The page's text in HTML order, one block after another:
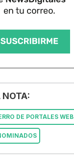
NOTA:
DE PORTALES WEB